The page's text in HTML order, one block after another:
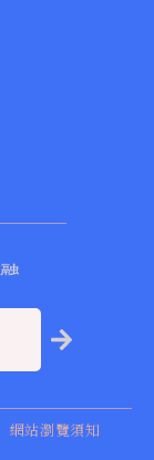
網站瀏覽須知